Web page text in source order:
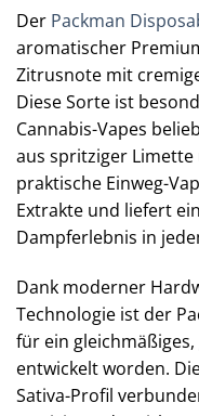
Der Packman
aromatischer
Zitrusnote mit
Diese Sorte ist
Cannabis-Vapes
aus spritziger
praktische Einweg-
Extrakte und liefert
Dampferlebnis in
Dank moderner
Technologie ist der
für ein
entwickelt worden.
Sativa-Profil